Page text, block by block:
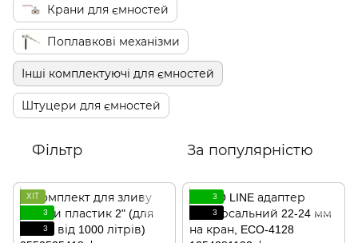
Крани для ємностей
Поплавкові механізми
Інші комплектуючі для ємностей
Штуцери для ємностей
Фільтр За популярністю
ХІТ
3
3
3
3